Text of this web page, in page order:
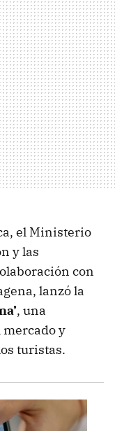
el Ministerio
y las
con
lanzó la
, una
y
turistas.